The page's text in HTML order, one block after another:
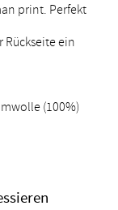
print. Perfekt
Rückseite ein
(100%)